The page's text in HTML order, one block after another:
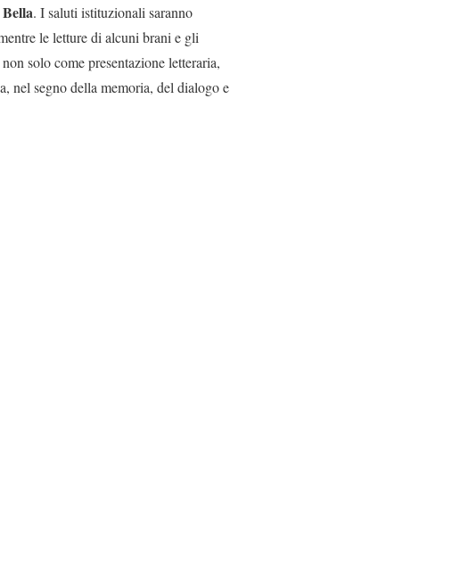
. I saluti istituzionali saranno
le letture di alcuni brani e gli
solo come presentazione letteraria,
nel segno della memoria, del dialogo e